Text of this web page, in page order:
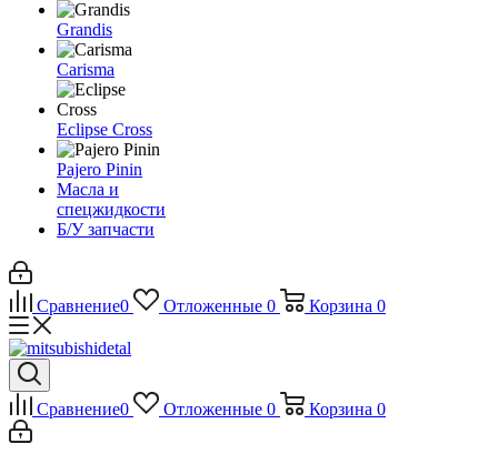
Grandis
Carisma
Eclipse Cross
Pajero Pinin
Масла и
спецжидкости
Б/У запчасти
Сравнение0 Отложенные 0 Корзина 0
Сравнение0 Отложенные 0 Корзина 0